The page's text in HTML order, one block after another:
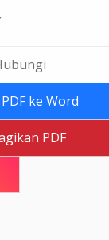
ke Word
PDF